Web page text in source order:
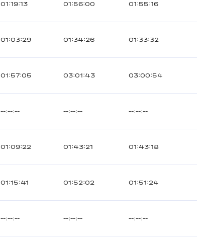
01:19:13 01:56:00 01:55:16
01:03:29 01:34:26 01:33:32
01:57:05 03:01:43 03:00:54
--:--:-- --:--:-- --:--:--
01:09:22 01:43:21 01:43:18
01:15:41 01:52:02 01:51:24
--:--:-- --:--:-- --:--:--